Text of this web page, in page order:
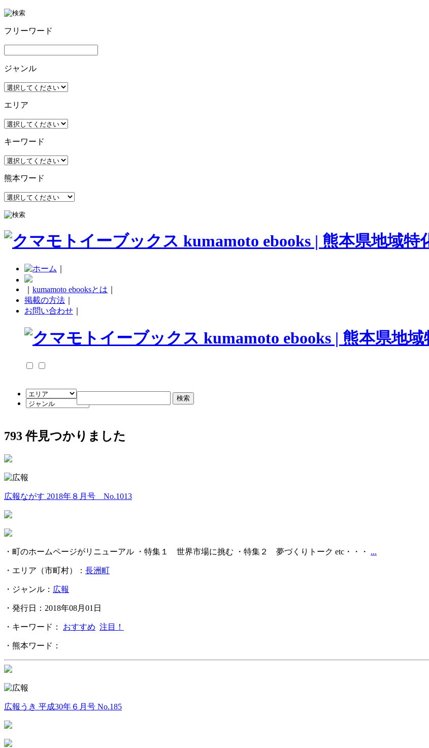
フリーワード
ジャンル
エリア
キーワード
熊本ワード
kumamoto ebooksとは
掲載の方法
お問い合わせ
793件見つかりました
広報ながす 2018年８月号 No.1013
・町のホームページがリニューアル ・特集１ 世界市場に挑む ・特集２ 夢づくりトーク etc・・・ ...
・エリア（市町村）： 長洲町
・ジャンル： 広報
・発行日：2018年08月01日
・キーワード： おすすめ 注目！
・熊本ワード：
広報うき 平成30年６月号 No.185